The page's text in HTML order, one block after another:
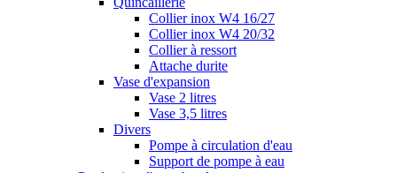
Collier inox W4 16/27
Collier inox W4 20/32
Collier à ressort
Attache durite
Vase d'expansion
Vase 2 litres
Vase 3,5 litres
Divers
Pompe à circulation d'eau
Support de pompe à eau